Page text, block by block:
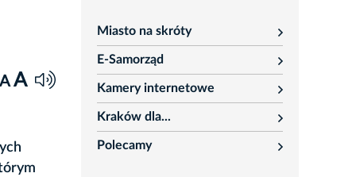
A A
Miasto na skróty
rozwiń
E-Samorząd
rozwiń
Kamery internetowe
rozwiń
Kraków dla...
rozwiń
Polecamy
rozwiń